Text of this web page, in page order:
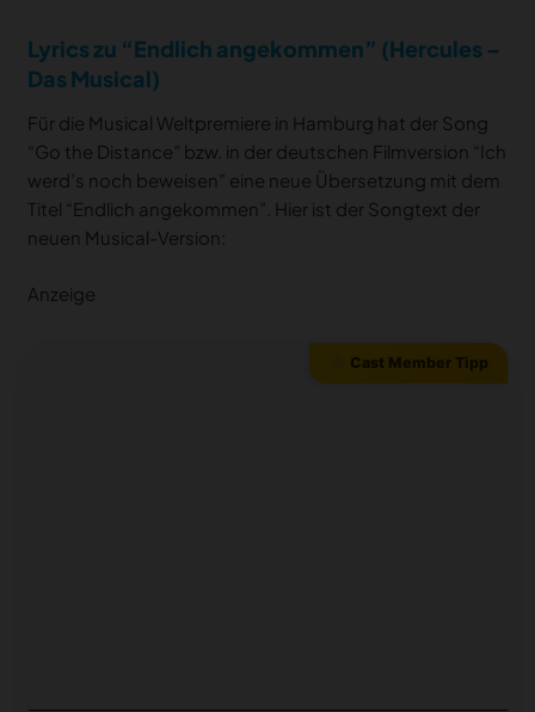
Lyrics zu “Endlich angekommen” (Hercules –
Das Musical)
Für die Musical Weltpremiere in Hamburg hat der Song
“Go the Distance” bzw. in der deutschen Filmversion “Ich
werd’s noch beweisen” eine neue Übersetzung mit dem
Titel “Endlich angekommen”. Hier ist der Songtext der
neuen Musical-Version:
Anzeige
Cast Member Tipp